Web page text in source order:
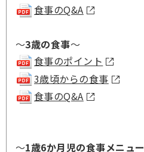
食事のQ&A
～3歳の食事～
食事のポイント
3歳頃からの食事
食事のQ&A
～1歳6か月児の食事メニュー